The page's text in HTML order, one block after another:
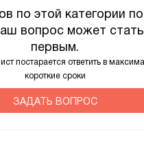
по этой категории
вопрос может стать
первым.
постарается ответить в
короткие сроки
ЗАДАТЬ ВОПРОС